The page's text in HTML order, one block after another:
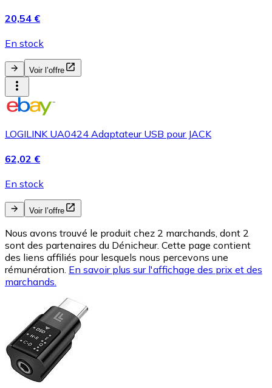
20,54 €
En stock
Voir l’offre
LOGILINK UA0424 Adaptateur USB pour JACK
62,02 €
En stock
Voir l’offre
Nous avons trouvé le produit chez 2 marchands, dont 2
sont des partenaires du Dénicheur. Cette page contient
des liens affiliés pour lesquels nous percevons une
rémunération. En savoir plus sur l'affichage des prix et des
marchands.